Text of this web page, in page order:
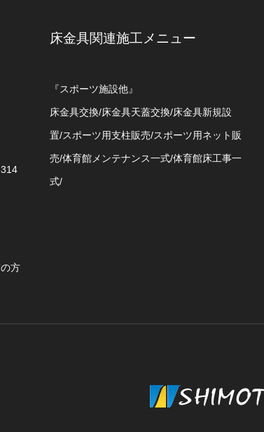
方
床金具関連施工メニュー
『スポーツ施設他』
床金具交換/床金具天蓋交換/床金具新規設
置/スポーツ用支柱販売/スポーツ用ネット販
売/体育館メンテナンス一式/体育館床工事一
式/